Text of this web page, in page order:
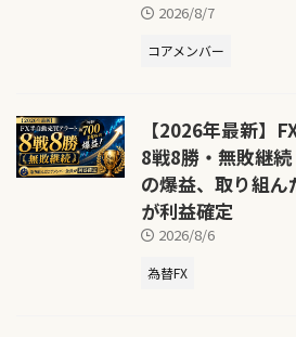
2026/8/7
コアメンバー
【2026年最新】
8戦8勝・無敗継
の爆益、取り組ん
が利益確定
2026/8/6
為替FX